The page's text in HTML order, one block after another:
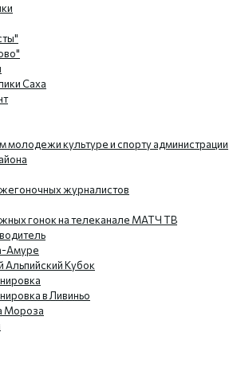
Саха
молодежи культуре и спорту администрации
журналистов
гонок на телеканале МАТЧ ТВ
Амуре
Альпийский Кубок
в Ливиньо
Мороза